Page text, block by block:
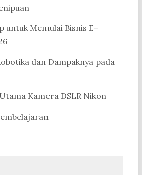
untuk Memulai Bisnis E-
dan Dampaknya pada
Kamera DSLR Nikon